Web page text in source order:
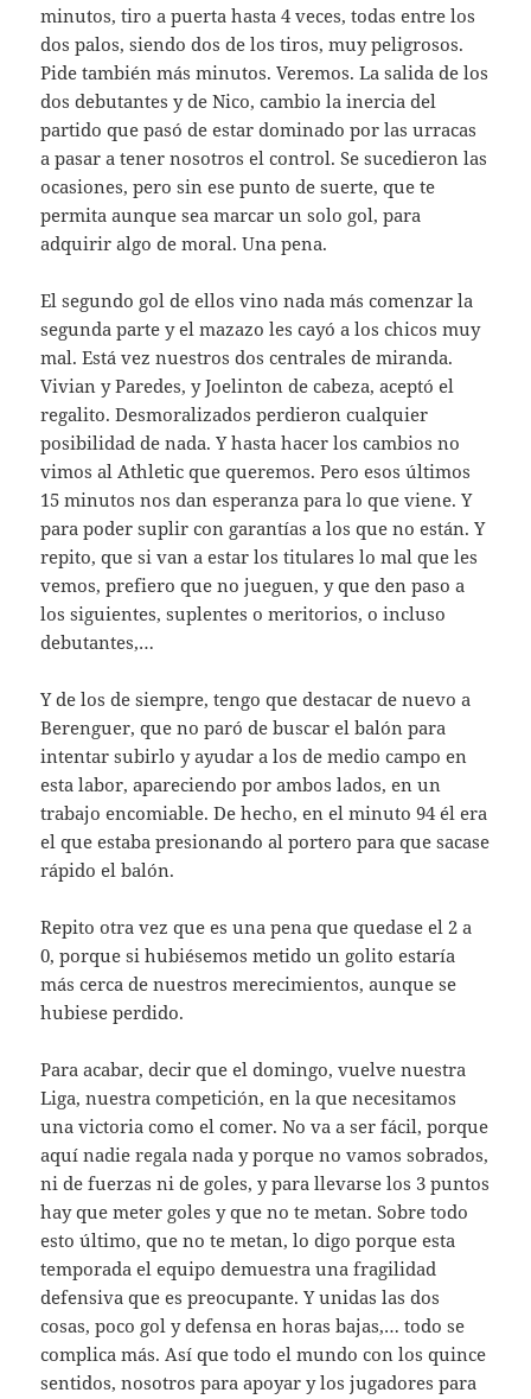
minutos, tiro a puerta hasta 4 veces, todas entre los
dos palos, siendo dos de los tiros, muy peligrosos.
Pide también más minutos. Veremos. La salida de los
dos debutantes y de Nico, cambio la inercia del
partido que pasó de estar dominado por las urracas
a pasar a tener nosotros el control. Se sucedieron las
ocasiones, pero sin ese punto de suerte, que te
permita aunque sea marcar un solo gol, para
adquirir algo de moral. Una pena.
El segundo gol de ellos vino nada más comenzar la
segunda parte y el mazazo les cayó a los chicos muy
mal. Está vez nuestros dos centrales de miranda.
Vivian y Paredes, y Joelinton de cabeza, aceptó el
regalito. Desmoralizados perdieron cualquier
posibilidad de nada. Y hasta hacer los cambios no
vimos al Athletic que queremos. Pero esos últimos
15 minutos nos dan esperanza para lo que viene. Y
para poder suplir con garantías a los que no están. Y
repito, que si van a estar los titulares lo mal que les
vemos, prefiero que no jueguen, y que den paso a
los siguientes, suplentes o meritorios, o incluso
debutantes,…
Y de los de siempre, tengo que destacar de nuevo a
Berenguer, que no paró de buscar el balón para
intentar subirlo y ayudar a los de medio campo en
esta labor, apareciendo por ambos lados, en un
trabajo encomiable. De hecho, en el minuto 94 él era
el que estaba presionando al portero para que sacase
rápido el balón.
Repito otra vez que es una pena que quedase el 2 a
0, porque si hubiésemos metido un golito estaría
más cerca de nuestros merecimientos, aunque se
hubiese perdido.
Para acabar, decir que el domingo, vuelve nuestra
Liga, nuestra competición, en la que necesitamos
una victoria como el comer. No va a ser fácil, porque
aquí nadie regala nada y porque no vamos sobrados,
ni de fuerzas ni de goles, y para llevarse los 3 puntos
hay que meter goles y que no te metan. Sobre todo
esto último, que no te metan, lo digo porque esta
temporada el equipo demuestra una fragilidad
defensiva que es preocupante. Y unidas las dos
cosas, poco gol y defensa en horas bajas,… todo se
complica más. Así que todo el mundo con los quince
sentidos, nosotros para apoyar y los jugadores para